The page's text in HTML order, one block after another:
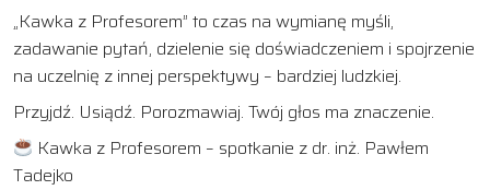
„Kawka z Profesorem” to czas na wymianę myśli,
zadawanie pytań, dzielenie się doświadczeniem i spojrzenie
na uczelnię z innej perspektywy – bardziej ludzkiej.
Przyjdź. Usiądź. Porozmawiaj. Twój głos ma znaczenie.
Kawka z Profesorem – spotkanie z dr. inż. Pawłem
Tadejko